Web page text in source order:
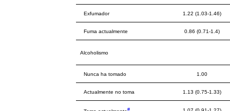
Exfumador 1.22 (1.03-1.46)
Fuma actualmente 0.86 (0.71-1.4)
Alcoholismo
Nunca ha tomado 1.00
Actualmente no toma 1.13 (0.75-1.33)
#